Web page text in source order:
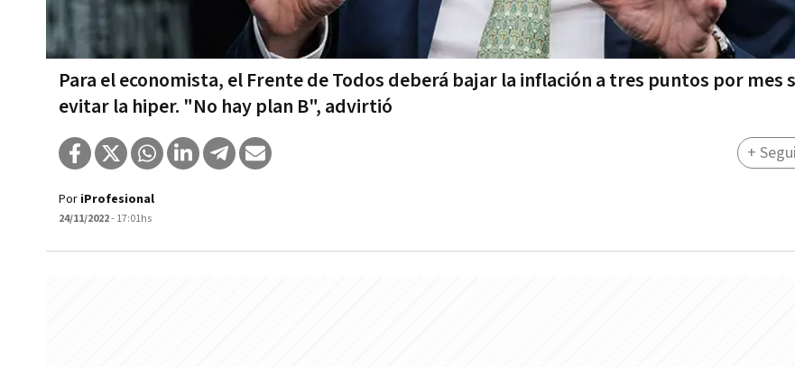
Para el economista, el Frente de Todos deberá bajar la inflación a tres puntos por mes
evitar la hiper. "No hay plan B", advirtió
Por iProfesional
24/11/2022- 17:01hs
+